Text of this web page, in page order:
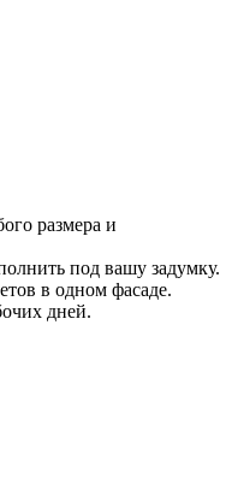
размера и
под вашу задумку.
в одном фасаде.
дней.